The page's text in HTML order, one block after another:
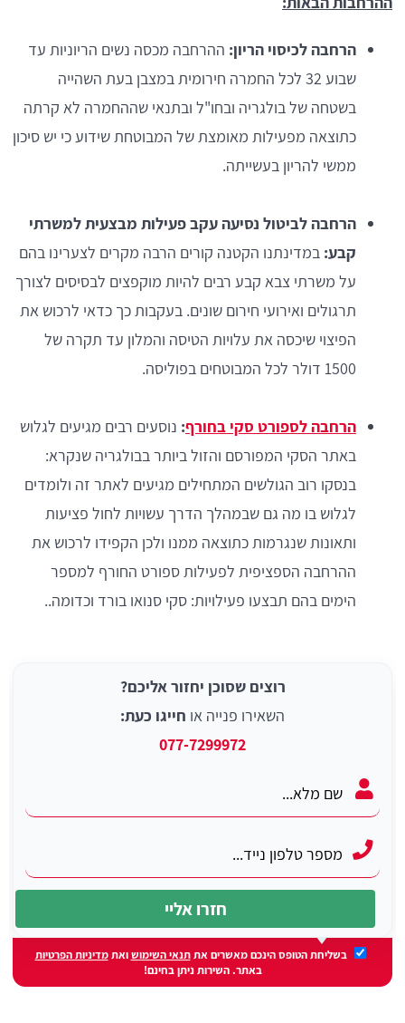
הרחבה לכיסוי הריון: ההרחבה מכסה נשים הריוניות עד
שבוע 32 לכל החמרה חירומית במצבן בעת השהייה
בשטחה של בולגריה ובחו"ל ובתנאי שההחמרה לא קרתה
כתוצאה מפעילות מאומצת של המבוטחת שידוע כי יש סיכון
ממשי להריון בעשייתה.
הרחבה לביטול נסיעה עקב פעילות מבצעית למשרתי
קבע: במדינתנו הקטנה קורים הרבה מקרים לצערינו בהם
על משרתי צבא קבע רבים להיות מוקפצים לבסיסים לצורך
תרגולים ואירועי חירום שונים. בעקבות כך כדאי לרכוש את
הפיצוי שיכסה את עלויות הטיסה והמלון עד תקרה של
1500 דולר לכל המבוטחים בפוליסה.
הרחבה לספורט סקי בחורף: נוסעים רבים מגיעים לגלוש
באתר הסקי המפורסם והזול ביותר בבולגריה שנקרא:
בנסקו רוב הגולשים המתחילים מגיעים לאתר זה ולומדים
לגלוש בו מה גם שבמהלך הדרך עשויות לחול פציעות
ותאונות שנגרמות כתוצאה ממנו ולכן הקפידו לרכוש את
ההרחבה הספציפית לפעילות ספורט החורף למספר
הימים בהם תבצעו פעילויות: סקי סנואו בורד וכדומה..
רוצים שסוכן יחזור אליכם?
השאירו פנייה או חייגו כעת:
077-7299972
בשליחת הטופס הינכם מאשרים אתתנאי השימושואתמדיניות הפרטיות
באתר. השירות ניתן בחינם!